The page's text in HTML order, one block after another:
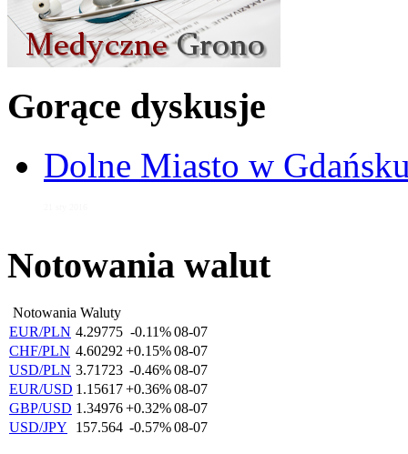
Gorące dyskusje
Dolne Miasto w
Notowania walut
Notowania Waluty
EUR/PLN 4.29775 -0.11%08-07
CHF/PLN 4.60292 +0.15%08-07
USD/PLN 3.71723 -0.46%08-07
EUR/USD 1.15617+0.36%08-07
GBP/USD 1.34976+0.32%08-07
USD/JPY
157.564 -0.57%08-07